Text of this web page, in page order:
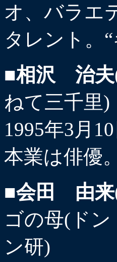
オ、バラエ
タレント。
■相沢 治
ねて三千里)
1995年3月
本業は俳優。
■会田 由
ゴの母(ド
ン研)